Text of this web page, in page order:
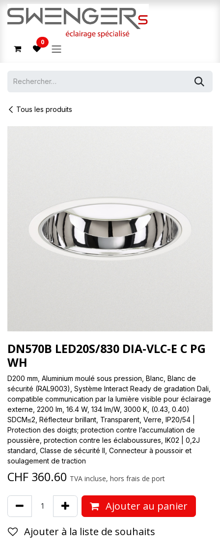
Se rendre au contenu
0
Tous les produits
DN570B LED20S/830 DIA-VLC-E C PG
WH
D200 mm, Aluminium moulé sous pression, Blanc, Blanc de
sécurité (RAL9003), Système Interact Ready de gradation Dali,
compatible communication par la lumière visible pour éclairage
externe, 2200 lm, 16.4 W, 134 lm/W, 3000 K, (0.43, 0.40)
SDCM≤2, Réflecteur brillant, Transparent, Verre, IP20/54 |
Protection des doigts; protection contre l’accumulation de
poussière, protection contre les éclaboussures, IK02 | 0,2J
standard, Classe de sécurité II, Connecteur à poussoir et
soulagement de traction
CHF 360.60 TVA incluse, hors frais de port
Ajouter au panier
Ajouter à la liste de souhaits